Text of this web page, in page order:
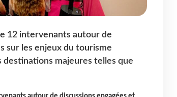
12 intervenants autour de
sur les enjeux du tourisme
destinations majeures telles que